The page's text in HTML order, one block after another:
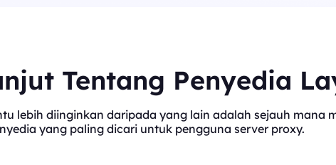
Tentang Penyedia
lebih diinginkan daripada yang lain adalah sejauh mana
yang paling dicari untuk pengguna server proxy.